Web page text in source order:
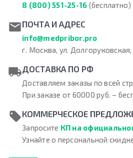
8 (800) 551-25-16 (бесплатно)
ПОЧТА И АДРЕС
info@medpribor.pro
г. Москва, ул. Долгоруковская,
ДОСТАВКА ПО РФ
Доставляем заказы по всей
При заказе от 60000 руб. –
КОММЕРЧЕСКОЕ
Запросите КП на
Узнайте о персональной